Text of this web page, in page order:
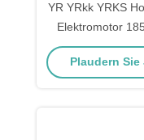
YR YRkk YRKS
Elektromotor
Wunde Rotor
Plaudern Sie